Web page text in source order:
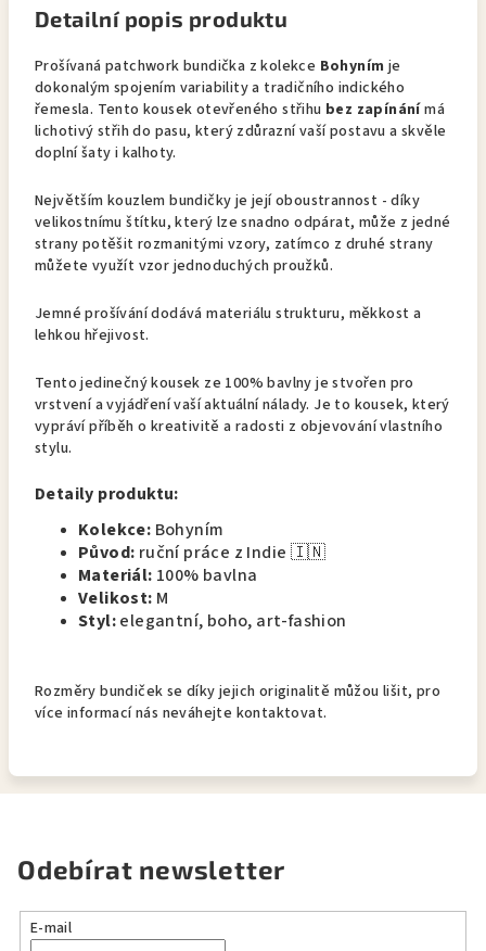
Detailní popis produktu
Prošívaná patchwork bundička z kolekce Bohyním je
dokonalým spojením variability a tradičního indického
řemesla. Tento kousek otevřeného střihu bez zapínánímá
lichotivý střih do pasu, který zdůrazní vaší postavu a skvěle
doplní šaty i kalhoty.
Největším kouzlem bundičky je její oboustrannost - díky
velikostnímu štítku, který lze snadno odpárat, může z jedné
strany potěšit rozmanitými vzory, zatímco z druhé strany
můžete využít vzor jednoduchých proužků.
Jemné prošívání dodává materiálu strukturu, měkkost a
lehkou hřejivost.
Tento jedinečný kousek ze 100% bavlny je stvořen pro
vrstvení a vyjádření vaší aktuální nálady. Je to kousek, který
vypráví příběh o kreativitě a radosti z objevování vlastního
stylu.
Detaily produktu:
Kolekce: Bohyním
Původ: ruční práce z Indie 🇮🇳
Materiál: 100% bavlna
Velikost: M
Styl:elegantní, boho, art-fashion
Rozměry bundiček se díky jejich originalitě můžou lišit, pro
více informací nás neváhejte kontaktovat.
Odebírat newsletter
E-mail